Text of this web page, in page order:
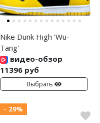
Nike Dunk High 'Wu-
Tang'
видео-обзор
11396 руб
Выбрать
- 29%